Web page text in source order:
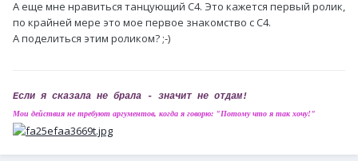
А еще мне нравиться танцующий С4. Это кажется первый ролик,
по крайней мере это мое первое знакомство с С4.
А поделиться этим роликом? ;-)
Если я сказала не брала - значит не отдам!
Мои действия не требуют аргументов, когда я говорю: "Потому что я так хочу!"